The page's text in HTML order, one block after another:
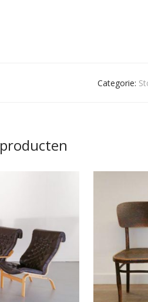
Categorie: